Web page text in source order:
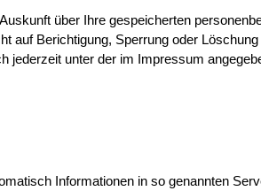
über Ihre gespeicherten
auf Berichtigung, Sperrung oder
jederzeit unter der im Impressum
Informationen in so genannten